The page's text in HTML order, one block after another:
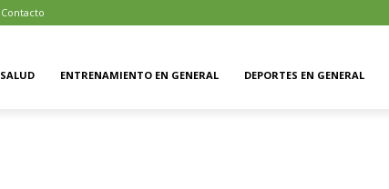
Contacto
SALUD ENTRENAMIENTO EN GENERAL DEPORTES EN GENERAL